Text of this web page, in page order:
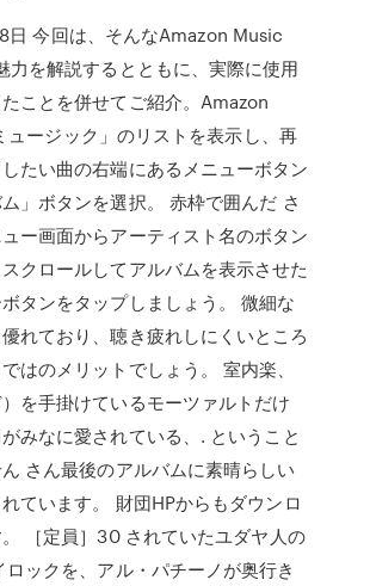
日 今回は、そんなAmazon Music
力を解説するとともに、実際に使用
ことを併せてご紹介。Amazon
ュージック」のリストを表示し、再
たい曲の右端にあるメニューボタン
」ボタンを選択。 赤枠で囲んだ さ
ー画面からアーティスト名のボタン
クロールしてアルバムを表示させた
タンをタップしましょう。 微細な
れており、聴き疲れしにくいところ
はのメリットでしょう。 室内楽、
を手掛けているモーツァルトだけ
みなに愛されている、. ということ
さん最後のアルバムに素晴らしい
ています。 財団HPからもダウンロ
［定員］30 されていたユダヤ人の
ックを、アル・パチーノが奥行き